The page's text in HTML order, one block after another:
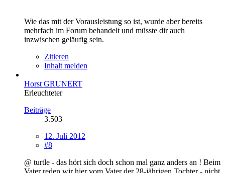
Wie das mit der Vorausleistung so ist, wurde aber bereits
mehrfach im Forum behandelt und müsste dir auch
inzwischen geläufig sein.
Zitieren
Inhalt melden
Horst GRUNERT
Erleuchteter
Beiträge
3.503
12. Juli 2012
#8
@ turtle - das hört sich doch schon mal ganz anders an ! Beim
Vater reden wir hier vom Vater der 28-jährigen Tochter - nicht